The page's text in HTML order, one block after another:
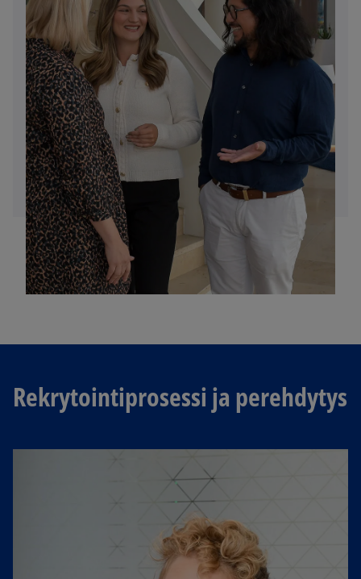
Rekrytointiprosessi ja perehdytys